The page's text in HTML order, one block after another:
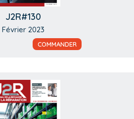
J2R#130
Février 2023
COMMANDER